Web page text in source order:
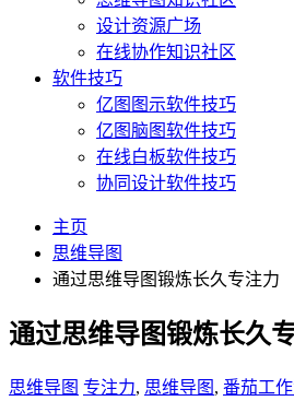
设计资源广场
在线协作知识社区
软件技巧
亿图图示软件技巧
亿图脑图软件技巧
在线白板软件技巧
协同设计软件技巧
主页
思维导图
通过思维导图锻炼长久专注力
通过思维导图锻炼长久
思维导图 专注力, 思维导图 , 番茄工